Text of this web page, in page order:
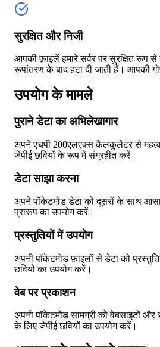
सुरक्षित और निजी
आपकी फ़ाइलें हमारे सर्वर पर सुरक्षित रूप
रूपांतरण के बाद हटा दी जाती हैं। आपकी
उपयोग के मामले
पुराने डेटा का अभिलेखागार
अपने एचपी 200एलएक्स कैलकुलेटर से
जेपीई छवियों के रूप में संग्रहीत करें।
डेटा साझा करना
अपने पॉकेटमोड डेटा को दूसरों के साथ
प्रारूप का उपयोग करें।
प्रस्तुतियों में उपयोग
अपनी पॉकेटमोड फ़ाइलों से डेटा को
छवियों का उपयोग करें।
वेब पर प्रकाशन
अपनी पॉकेटमोड सामग्री को वेबसाइटों और
के लिए जेपीई छवियों का उपयोग करें।